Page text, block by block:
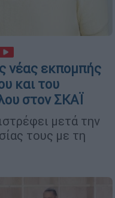
νέας εκπομπής
και του
στον ΣΚΑΪ
μετά την
τους με τη